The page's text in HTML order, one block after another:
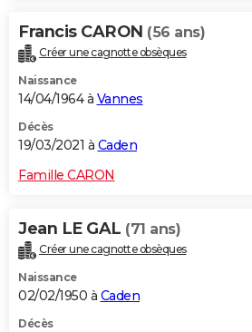
Francis CARON (56 ans)
Créer une cagnotte obsèques
Naissance
14/04/1964 à Vannes
Décès
19/03/2021 à Caden
Famille CARON
Jean LE GAL (71 ans)
Créer une cagnotte obsèques
Naissance
02/02/1950 à Caden
Décès